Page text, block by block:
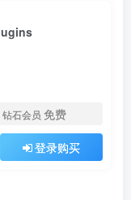
钻石会员 免费
登录购买